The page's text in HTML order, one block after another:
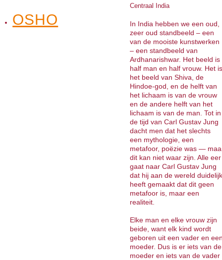
OSHOOSHO MEDITATIE
Centraal India
In India hebben we een oud,
zeer oud standbeeld – een
van de mooiste kunstwerken
– een standbeeld van
Ardhanarishwar. Het beeld is
half man en half vrouw. Het is
het beeld van Shiva, de
Hindoe-god, en de helft van
het lichaam is van de vrouw
en de andere helft van het
lichaam is van de man. Tot in
de tijd van Carl Gustav Jung
dacht men dat het slechts
een mythologie, een
metafoor, poëzie was —
dit kan niet waar zijn. Alle eer
gaat naar Carl Gustav Jung
dat hij aan de wereld duidelijk
heeft gemaakt dat dit geen
metafoor is, maar een
realiteit.
Elke man en elke vrouw zijn
beide, want elk kind wordt
geboren uit een vader en
moeder. Dus is er iets van de
moeder en iets van de vader